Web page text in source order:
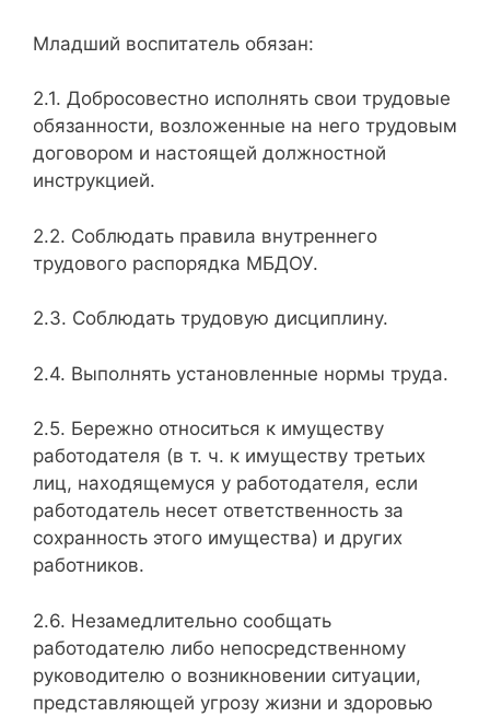
Младший воспитатель обязан:
2.1. Добросовестно исполнять свои трудовые
обязанности, возложенные на него трудовым
договором и настоящей должностной
инструкцией.
2.2. Соблюдать правила внутреннего
трудового распорядка МБДОУ.
2.3. Соблюдать трудовую дисциплину.
2.4. Выполнять установленные нормы труда.
2.5. Бережно относиться к имуществу
работодателя (в т. ч. к имуществу третьих
лиц, находящемуся у работодателя, если
работодатель несет ответственность за
сохранность этого имущества) и других
работников.
2.6. Незамедлительно сообщать
работодателю либо непосредственному
руководителю о возникновении ситуации,
представляющей угрозу жизни и здоровью